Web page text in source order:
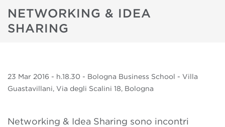
NETWORKING & IDEA
SHARING
23 Mar 2016 - h.18.30 - Bologna Business School - Villa
Guastavillani, Via degli Scalini 18, Bologna
Networking & Idea Sharing sono incontri